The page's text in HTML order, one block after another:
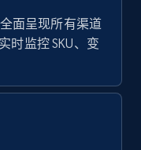
Product
Rating,
面呈现所有渠道
时监控 SKU、变